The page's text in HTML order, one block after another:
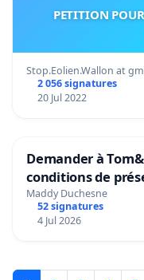
PETITION
Stop.Eolien.Wallon at
2 056 signatures
20 Jul 2022
Demander à
conditions de
mettre fin à la
Maddy Duchesne
52 signatures
4 Jul 2026